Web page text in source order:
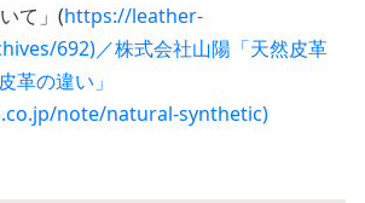
て」(https://leather-
692)／株式会社山陽「天然皮革
革の違い」
note/natural-synthetic)